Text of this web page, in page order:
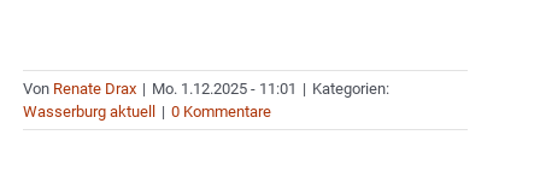
Von Renate Drax | Mo. 1.12.2025 - 11:01 | Kategorien:
Wasserburg aktuell
| 0 Kommentare